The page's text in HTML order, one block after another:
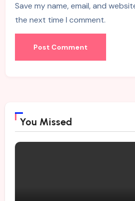
Save my name, email, and
the next time I comment.
You Missed